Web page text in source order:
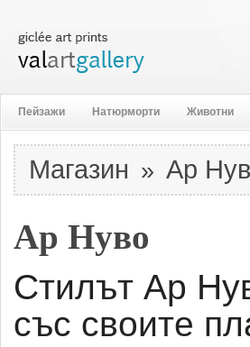
Пейзажи Натюрморти Животни
Магазин » Ар
Ар Нуво
Стилът Ар
със своите